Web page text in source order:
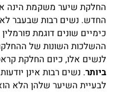
החלקת שיער משקמת הינה
החדש. נשים רבות שבעבר
כימיים שונים דוגמת
ההשלכות השונות של
לנשים אלו, כיום החלקת
ביותר. נשים רבות אינן
לבעיית השיער שלהן הלא